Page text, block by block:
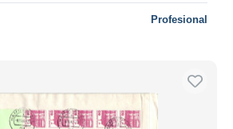
Profesional